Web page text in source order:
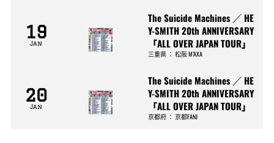
19
Jan
The Suicide Machines ／ HE
Y-SMITH 20th ANNIVERSARY
「ALL OVER JAPAN TOUR」
三重県 ：松阪 M’AXA
20
Jan
The Suicide Machines ／ HE
Y-SMITH 20th ANNIVERSARY
「ALL OVER JAPAN TOUR」
京都府 ：京都FANJ